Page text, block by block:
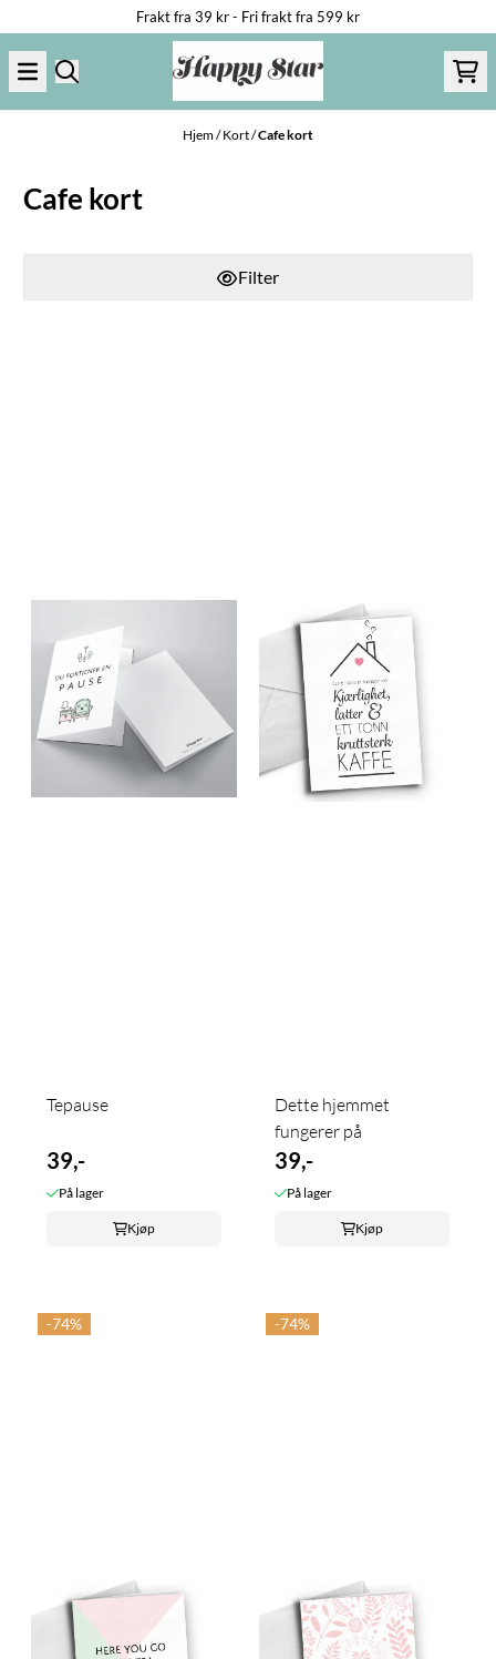
Frakt fra 39 kr - Fri frakt fra 599 kr
Hjem/Kort/Cafe kort
Cafe kort
Filter
Tepause
39,-
På lager
Kjøp
Dette hjemmet
fungerer på
39,-
På lager
Kjøp
-74% -74%